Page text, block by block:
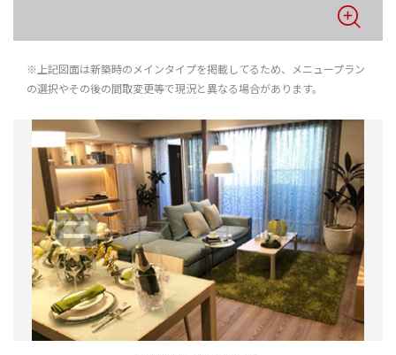
※上記図面は新築時のメインタイプを掲載してるため、メニュープラン
の選択やその後の間取変更等で現況と異なる場合があります。